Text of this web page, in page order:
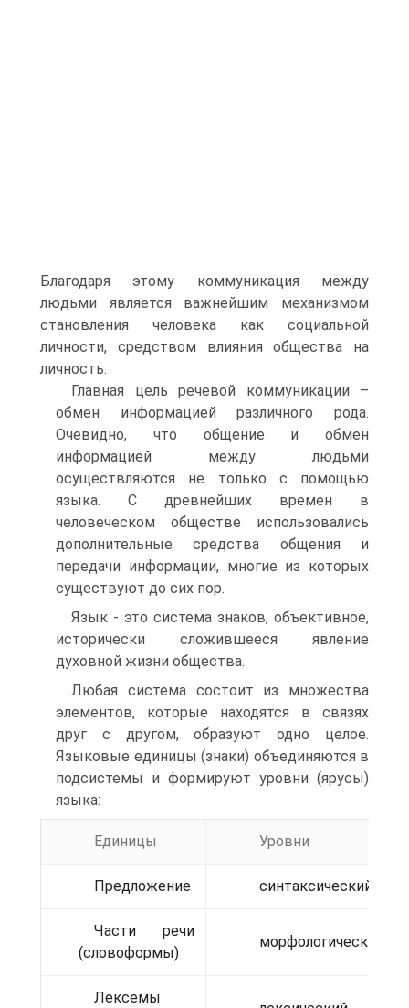
Благодаря этому коммуникация между
людьми является важнейшим механизмом
становления человека как социальной
личности, средством влияния общества на
личность.
Главная цель речевой коммуникации –
обмен информацией различного рода.
Очевидно, что общение и обмен
информацией между людьми
осуществляются не только с помощью
языка. С древнейших времен в
человеческом обществе использовались
дополнительные средства общения и
передачи информации, многие из которых
существуют до сих пор.
Язык - это система знаков, объективное,
исторически сложившееся явление
духовной жизни общества.
Любая система состоит из множества
элементов, которые находятся в связях
друг с другом, образуют одно целое.
Языковые единицы (знаки) объединяются в
подсистемы и формируют уровни (ярусы)
языка:
Единицы Уровни
Предложение синтаксический
Части речи
(словоформы)
морфологический
Лексемы